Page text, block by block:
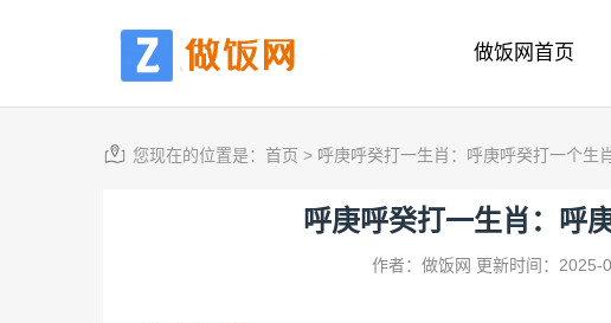
做饭网首页
您现在的位置是： 首页 > 呼庚呼癸打一生肖：呼庚呼癸打一个生
呼庚呼癸打一生肖：呼
作者：做饭网 更新时间：2025-